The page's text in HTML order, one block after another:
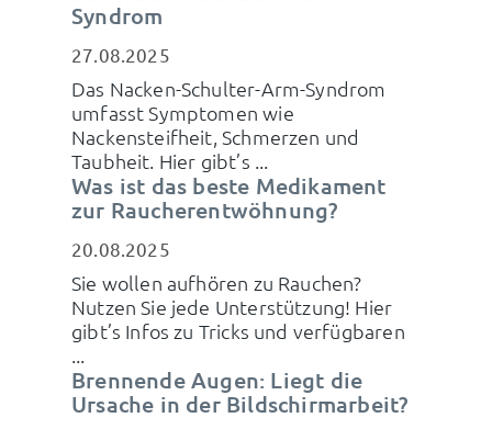
Syndrom
27.08.2025
Das Nacken-Schulter-Arm-Syndrom
umfasst Symptomen wie
Nackensteifheit, Schmerzen und
Taubheit. Hier gibt’s ...
Was ist das beste Medikament
zur Raucherentwöhnung?
20.08.2025
Sie wollen aufhören zu Rauchen?
Nutzen Sie jede Unterstützung! Hier
gibt’s Infos zu Tricks und verfügbaren
Brennende Augen: Liegt die
Ursache in der Bildschirmarbeit?